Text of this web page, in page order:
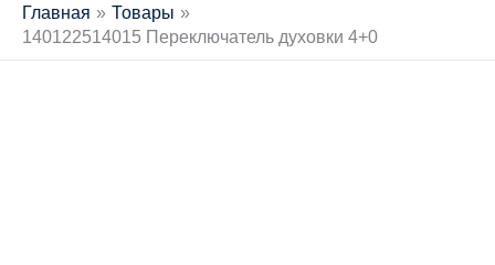
Главная
Товары
140122514015 Переключатель духовки 4+0